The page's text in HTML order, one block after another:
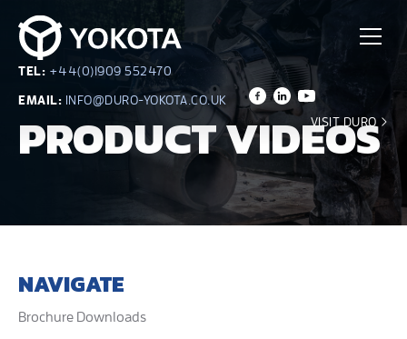
TEL: +44(0)1909 552470
EMAIL: INFO@DURO-YOKOTA.CO.UK
VISIT DURO
PRODUCT VIDEOS
NAVIGATE
Brochure Downloads